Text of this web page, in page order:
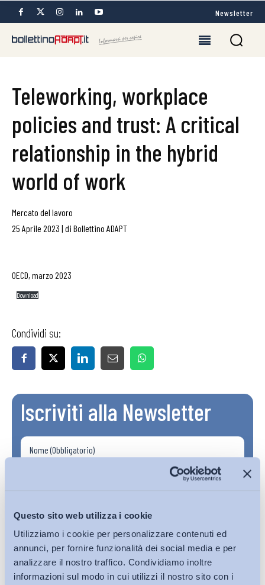
Questo sito web utilizza i cookie
Utilizziamo i cookie per personalizzare contenuti ed
annunci, per fornire funzionalità dei social media e per
analizzare il nostro traffico. Condividiamo inoltre
informazioni sul modo in cui utilizzi il nostro sito con i
Newsletter
Teleworking, workplace
policies and trust: A critical
relationship in the hybrid
world of work
Mercato del lavoro
25 Aprile 2023 | di Bollettino ADAPT
OECD, marzo 2023
Download
Condividi su:
Iscriviti alla Newsletter